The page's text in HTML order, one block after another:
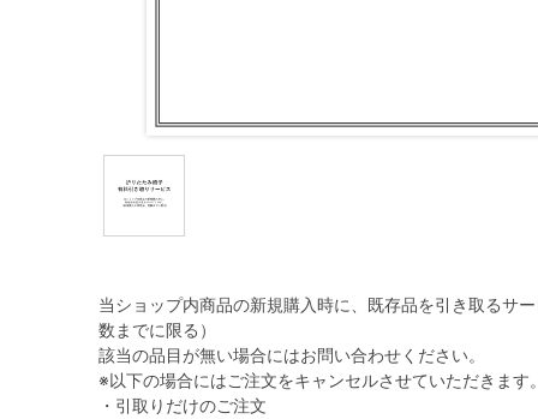
当ショップ内商品の新規購入時に、既存品を引き取るサ
数までに限る）
該当の品目が無い場合にはお問い合わせください。
※以下の場合にはご注文をキャンセルさせていただきます。
・引取りだけのご注文